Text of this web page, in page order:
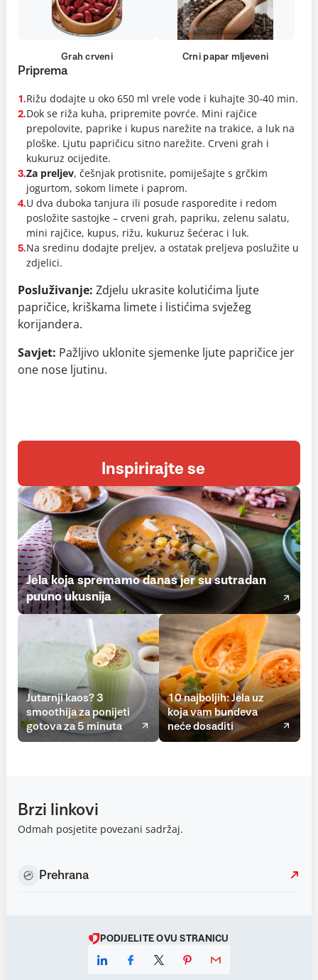
Grah crveni Crni papar mljeveni
Priprema
1.Rižu dodajte u oko 650 ml vrele vode i kuhajte 30-40 min.
2.Dok se riža kuha, pripremite povrće. Mini rajčice
prepolovite, paprike i kupus narežite na trakice, a luk na
ploške. Ljutu papričicu sitno narežite. Crveni grah i
kukuruz ocijedite.
3.Za preljev, češnjak protisnite, pomiješajte s grčkim
jogurtom, sokom limete i paprom.
4.U dva duboka tanjura ili posude rasporedite i redom
posložite sastojke – crveni grah, papriku, zelenu salatu,
mini rajčice, kupus, rižu, kukuruz šećerac i luk.
5.Na sredinu dodajte preljev, a ostatak preljeva poslužite u
zdjelici.
Posluživanje: Zdjelu ukrasite kolutićima ljute
papričice, kriškama limete i listićima svježeg
korijandera.
Savjet: Pažljivo uklonite sjemenke ljute papričice jer
one nose ljutinu.
Inspirirajte se
Jela koja spremamo danas jer su sutradan
puuno ukusnija
Jutarnji kaos? 3
smoothija za ponijeti
gotova za 5 minuta
10 najboljih: Jela uz
koja vam bundeva
neće dosaditi
Brzi linkovi
Odmah posjetite povezani sadržaj.
Prehrana
PODIJELITE OVU STRANICU